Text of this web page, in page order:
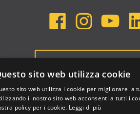
sito web utilizza cookie
sito web utilizza i cookie per migliorare la
il nostro sito web acconsenti a tutti i
policy per i cookie. Leggi di più